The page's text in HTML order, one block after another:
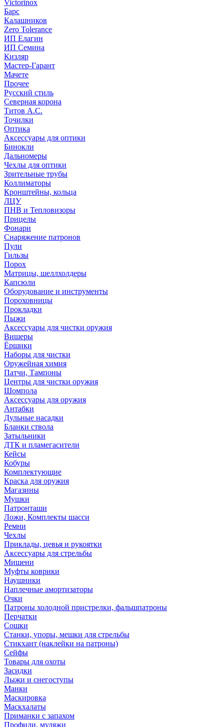
Victorinox
Барс
Калашников
Zero Tolerance
ИП Елагин
ИП Семина
Кизляр
Мастер-Гарант
Мачете
Прочее
Русский стиль
Северная корона
Титов А.С.
Точилки
Оптика
Аксессуары для оптики
Бинокли
Дальномеры
Чехлы для оптики
Зрительные трубы
Коллиматоры
Кронштейны, кольца
ЛЦУ
ПНВ и Тепловизоры
Прицелы
Фонари
Снаряжение патронов
Пули
Гильзы
Порох
Матрицы, шеллхолдеры
Капсюли
Оборудование и инструменты
Пороховницы
Прокладки
Пыжи
Аксессуары для чистки оружия
Вишеры
Ёршики
Наборы для чистки
Оружейная химия
Патчи, Тампоны
Центры для чистки оружия
Шомпола
Аксессуары для оружия
Антабки
Дульные насадки
Бланки ствола
Затыльники
ДТК и пламегасители
Кейсы
Кобуры
Комплектующие
Краска для оружия
Магазины
Мушки
Патронташи
Ложи, Комплекты шасси
Ремни
Чехлы
Приклады, цевья и рукоятки
Аксессуары для стрельбы
Мишени
Муфты коврики
Наушники
Наплечные амортизаторы
Очки
Патроны холодной пристрелки, фальшпатроны
Перчатки
Сошки
Станки, упоры, мешки для стрельбы
Стикхант (наклейки на патроны)
Сейфы
Товары для охоты
Засидки
Лыжи и снегоступы
Манки
Маскировка
Маскхалаты
Приманки с запахом
Профили, муляжи